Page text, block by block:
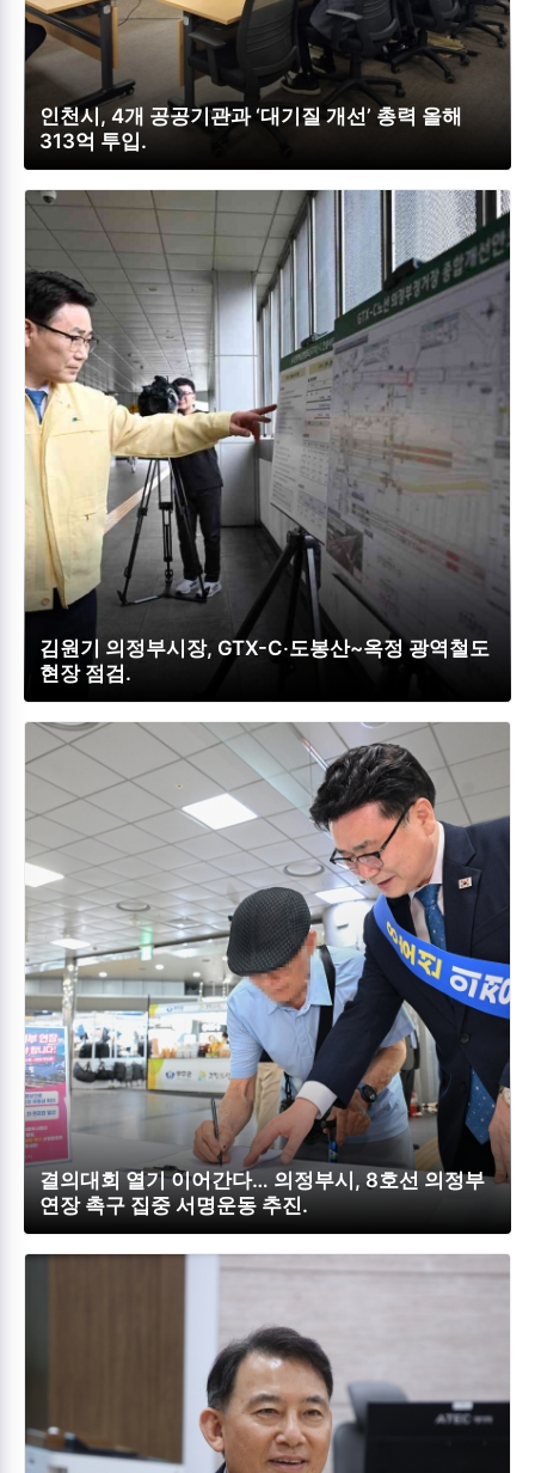
인천시, 4개 공공기관과 ‘대기질 개선’ 총력 올해
313억 투입.
김원기 의정부시장, GTX-C‧도봉산~옥정 광역철도
현장 점검.
결의대회 열기 이어간다… 의정부시, 8호선 의정부
연장 촉구 집중 서명운동 추진.